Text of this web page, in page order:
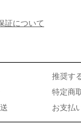
証について
推奨す
特定商
お支払